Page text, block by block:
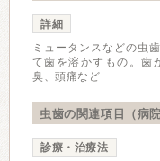
詳細
ミュータンスなどの虫
て歯を溶かすもの。歯
臭、頭痛など
虫歯の関連項目（病院
診療・治療法